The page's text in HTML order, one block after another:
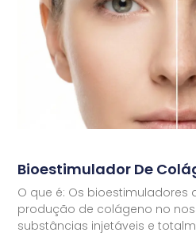
Bioestimulador De
O que é: Os
produção de colágeno no
substâncias injetáveis e